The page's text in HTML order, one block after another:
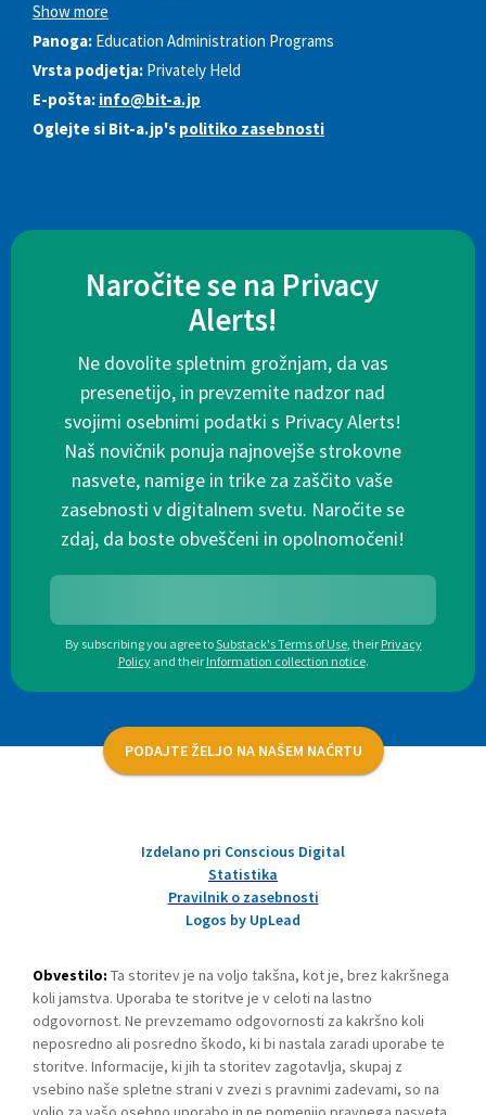
Show more
Panoga: Education Administration Programs
Vrsta podjetja: Privately Held
E-pošta: info@bit-a.jp
Oglejte si Bit-a.jp's politiko zasebnosti
Naročite se na Privacy
Alerts!
Ne dovolite spletnim grožnjam, da vas
presenetijo, in prevzemite nadzor nad
svojimi osebnimi podatki s Privacy Alerts!
Naš novičnik ponuja najnovejše strokovne
nasvete, namige in trike za zaščito vaše
zasebnosti v digitalnem svetu. Naročite se
zdaj, da boste obveščeni in opolnomočeni!
By subscribing you agree toSubstack's Terms of Use, their Privacy
Policy and their Information collection notice.
PODAJTE ŽELJO NA NAŠEM NAČRTU
Izdelano pri Conscious Digital
Statistika
Pravilnik o zasebnosti
Logos by UpLead
Obvestilo: Ta storitev je na voljo takšna, kot je, brez kakršnega
koli jamstva. Uporaba te storitve je v celoti na lastno
odgovornost. Ne prevzemamo odgovornosti za kakršno koli
neposredno ali posredno škodo, ki bi nastala zaradi uporabe te
storitve. Informacije, ki jih ta storitev zagotavlja, skupaj z
vsebino naše spletne strani v zvezi s pravnimi zadevami, so na